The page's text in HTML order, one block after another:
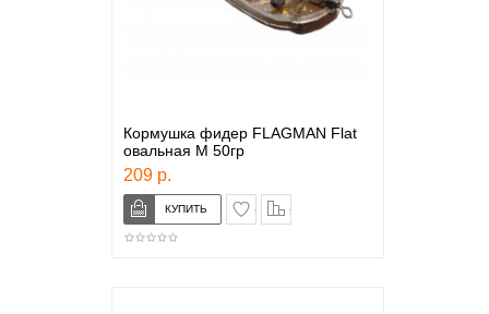
Кормушка фидер FLAGMAN Flat
овальная M 50гр
209 р.
в закладки